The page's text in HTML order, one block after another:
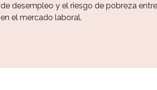
de desempleo y el riesgo de pobreza
en el mercado laboral.